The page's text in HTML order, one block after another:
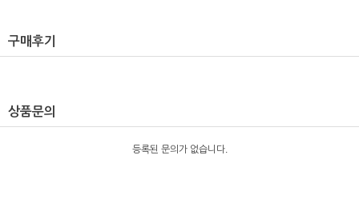
구매후기
상품문의
등록된 문의가 없습니다.